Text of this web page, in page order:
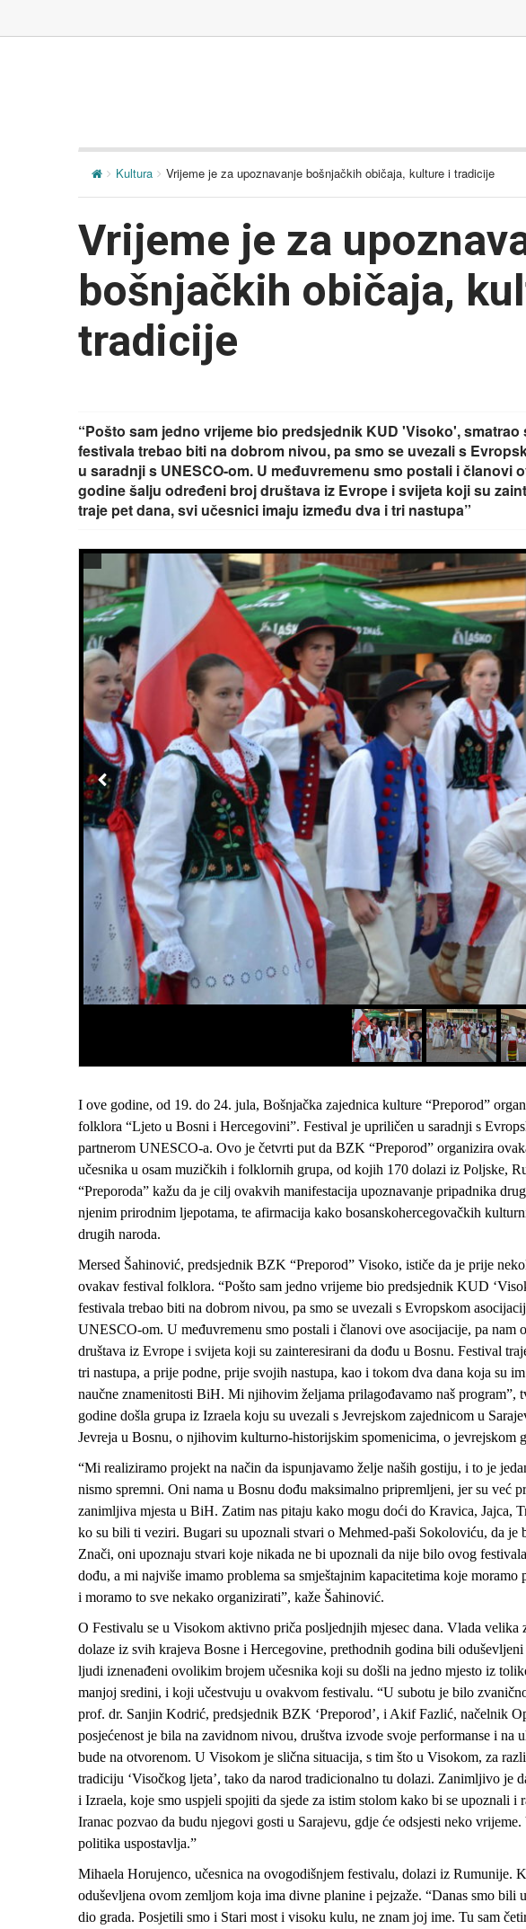
Kultura Vrijeme je za upoznavanje bošnjačkih običaja, kulture i tradicije
Vrijeme je za
bošnjačkih običaja,
tradicije
“Pošto sam jedno vrijeme bio predsjednik KUD 'Visoko',
festivala trebao biti na dobrom nivou, pa smo se uvezali s
u saradnji s UNESCO-om. U međuvremenu smo postali i članovi
godine šalju određeni broj društava iz Evrope i svijeta koji su
traje pet dana, svi učesnici imaju između dva i tri nastupa”
I ove godine, od 19. do 24. jula, Bošnjačka zajednica kulture “Preporod”
folklora “Ljeto u Bosni i Hercegovini”. Festival je upriličen u saradnji s
partnerom UNESCO-a. Ovo je četvrti put da BZK “Preporod” organizira
učesnika u osam muzičkih i folklornih grupa, od kojih 170 dolazi iz Poljske,
“Preporoda” kažu da je cilj ovakvih manifestacija upoznavanje pripadnika
njenim prirodnim ljepotama, te afirmacija kako bosanskohercegovačkih
drugih naroda.
Mersed Šahinović, predsjednik BZK “Preporod” Visoko, ističe da je prije
ovakav festival folklora. “Pošto sam jedno vrijeme bio predsjednik KUD
festivala trebao biti na dobrom nivou, pa smo se uvezali s Evropskom
UNESCO-om. U međuvremenu smo postali i članovi ove asocijacije, pa nam
društava iz Evrope i svijeta koji su zainteresirani da dođu u Bosnu. Festival
tri nastupa, a prije podne, prije svojih nastupa, kao i tokom dva dana koja su
naučne znamenitosti BiH. Mi njihovim željama prilagođavamo naš program”,
godine došla grupa iz Izraela koju su uvezali s Jevrejskom zajednicom u
Jevreja u Bosnu, o njihovim kulturno-historijskim spomenicima, o jevrejskom
“Mi realiziramo projekt na način da ispunjavamo želje naših gostiju, i to je
nismo spremni. Oni nama u Bosnu dođu maksimalno pripremljeni, jer su već
zanimljiva mjesta u BiH. Zatim nas pitaju kako mogu doći do Kravica, Jajca,
ko su bili ti veziri. Bugari su upoznali stvari o Mehmed-paši Sokoloviću, da
Znači, oni upoznaju stvari koje nikada ne bi upoznali da nije bilo ovog
dođu, a mi najviše imamo problema sa smještajnim kapacitetima koje
i moramo to sve nekako organizirati”, kaže Šahinović.
O Festivalu se u Visokom aktivno priča posljednjih mjesec dana. Vlada velika
dolaze iz svih krajeva Bosne i Hercegovine, prethodnih godina bili
ljudi iznenađeni ovolikim brojem učesnika koji su došli na jedno mjesto iz
manjoj sredini, i koji učestvuju u ovakvom festivalu. “U subotu je bilo
prof. dr. Sanjin Kodrić, predsjednik BZK ‘Preporod’, i Akif Fazlić, načelnik
posjećenost je bila na zavidnom nivou, društva izvode svoje performanse i na
bude na otvorenom. U Visokom je slična situacija, s tim što u Visokom, za
tradiciju ‘Visočkog ljeta’, tako da narod tradicionalno tu dolazi. Zanimljivo je
i Izraela, koje smo uspjeli spojiti da sjede za istim stolom kako bi se upoznali i
Iranac pozvao da budu njegovi gosti u Sarajevu, gdje će odsjesti neko
politika uspostavlja.”
Mihaela Horujenco, učesnica na ovogodišnjem festivalu, dolazi iz Rumunije.
oduševljena ovom zemljom koja ima divne planine i pejzaže. “Danas smo bili
dio grada. Posjetili smo i Stari most i visoku kulu, ne znam joj ime. Tu sam